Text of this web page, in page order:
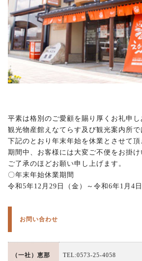
平素は格別のご愛顧を賜り厚くお礼申し
観光物産館えなてらす及び観光案内所
下記のとおり 年末年始を休業とさせて頂
期間中、お客様には大変ご不便をお掛
ご了承のほどお願い申し上げます。
〇年末年始休業期間
令和5年12月29日（金）～令和6年1月4日
お問い合わせ
（一社）恵那
TEL:0573-25-4058